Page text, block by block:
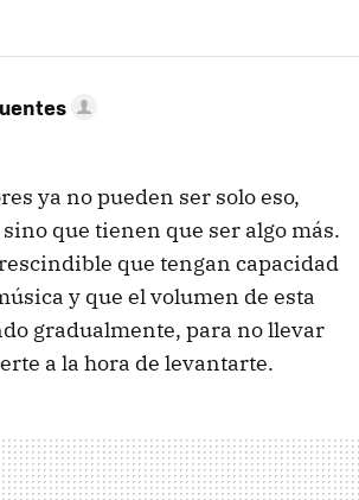
ya no pueden ser solo eso,
que tienen que ser algo más.
que tengan capacidad
y que el volumen de esta
gradualmente, para no llevar
a la hora de levantarte.